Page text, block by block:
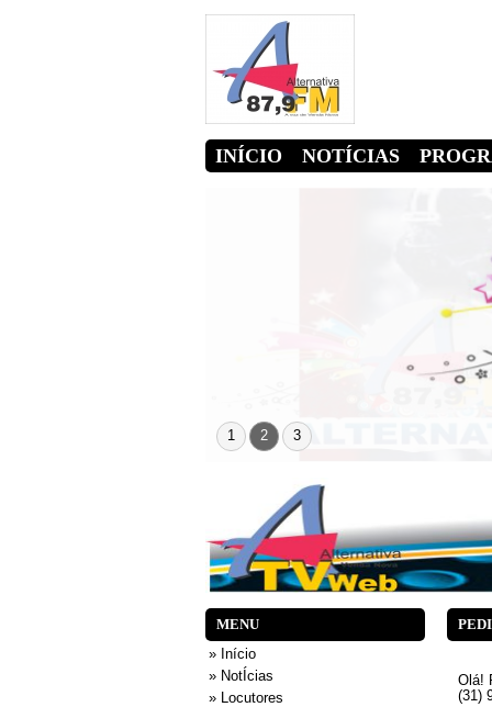
INÍCIO NOTÍCIAS
1 2 3
MENU
» Início
» NotÍcias
» Locutores
Olá!
(31)